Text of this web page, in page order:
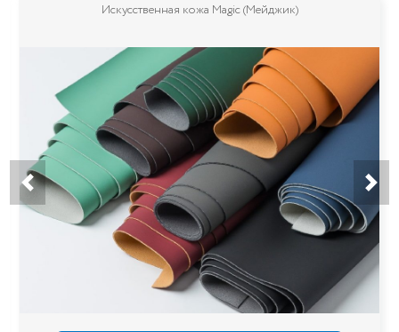
Искусственная кожа Magic (Мейджик)